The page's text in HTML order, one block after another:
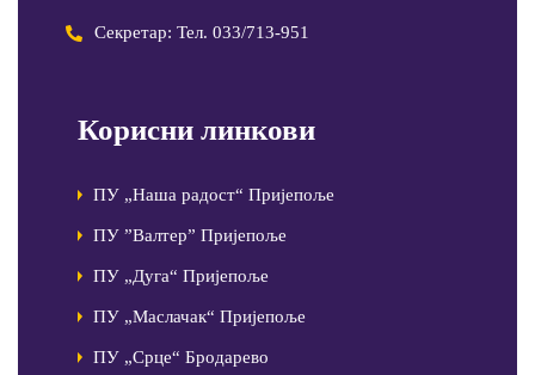
Секретар: Тел. 033/713-951
Корисни линкови
ПУ „Наша радост“ Пријепоље
ПУ ”Валтер” Пријепоље
ПУ „Дуга“ Пријепоље
ПУ „Маслачак“ Пријепоље
ПУ „Срце“ Бродарево